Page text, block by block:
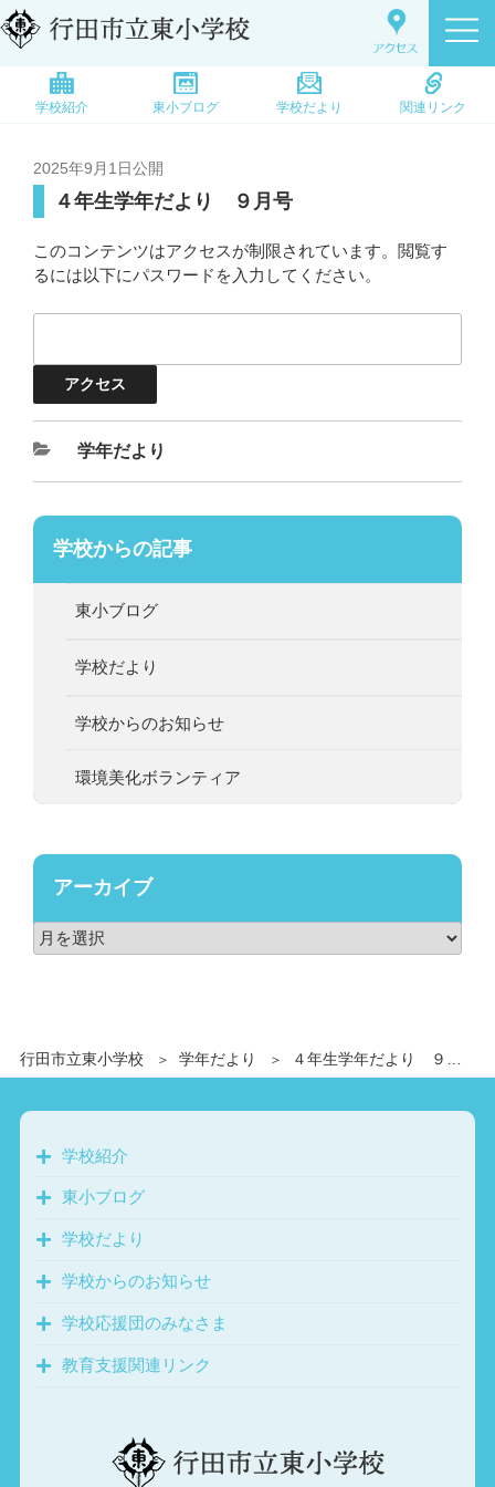
学校紹介 東小ブログ 学校だより 関連リンク
行田市立東小学校 学年だより ４年生学年だより ９月号
2025年9月1日公開
４年生学年だより ９月号
このコンテンツはアクセスが制限されています。閲覧す
るには以下にパスワードを入力してください。
学年だより
学校からの記事
東小ブログ
学校だより
学校からのお知らせ
環境美化ボランティア
アーカイブ
学校紹介
東小ブログ
学校だより
学校からのお知らせ
学校応援団のみなさま
教育支援関連リンク